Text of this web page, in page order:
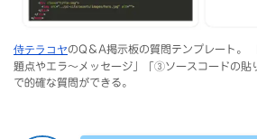
侍テラコヤのQ＆A掲示板の質問テンプレート。
題点やエラ〜メッセージ」「③ソースコードの貼
で的確な質問ができる。